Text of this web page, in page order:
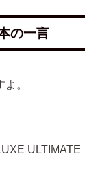
の一言
。
ULTIMATE